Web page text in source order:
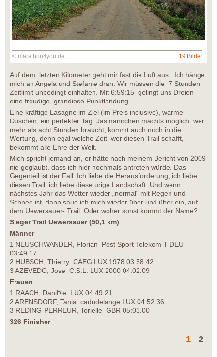
© marathon4you.de 19 Bilder
Auf dem letzten Kilometer geht mir fast die Luft aus. Ich hänge
mich an Angela und Stefanie dran. Wir müssen die 7 Stunden
Zeitlimit unbedingt einhalten. Mit 6:59:15 gelingt uns Dreien
eine freudige, grandiose Punktlandung.
Eine kräftige Lasagne im Ziel (im Preis inclusive), warme
Duschen, ein perfekter Tag. Jasmännchen machts möglich: wer
mehr als acht Stunden braucht, kommt auch noch in die
Wertung, denn egal welche Zeit, wer diesen Trail schafft,
bekommt alle Ehre der Welt.
Mich spricht jemand an, er hätte nach meinem Bericht von 2009
nie geglaubt, dass ich hier nochmals antreten würde. Das
Gegenteil ist der Fall. Ich liebe die Herausforderung, ich liebe
diesen Trail, ich liebe diese urige Landschaft. Und wenn
nächstes Jahr das Wetter wieder „normal“ mit Regen und
Schnee ist, dann saue ich mich wieder über und über ein, auf
dem Uewersauer- Trail. Oder woher sonst kommt der Name?
Sieger Trail Uewersauer (50,1 km)
Männer
1 NEUSCHWANDER, Florian Post Sport Telekom T DEU
03:49.17
2 HUBSCH, Thierry CAEG LUX 1978 03:58.42
3 AZEVEDO, Jose C.S.L. LUX 2000 04:02.09
Frauen
1 RAACH, DaniÞle LUX 04:49.21
2 ARENSDORF, Tania cadudelange LUX 04:52.36
3 REDING-PERREUR, Torielle GBR 05:03.00
326 Finisher
1 2